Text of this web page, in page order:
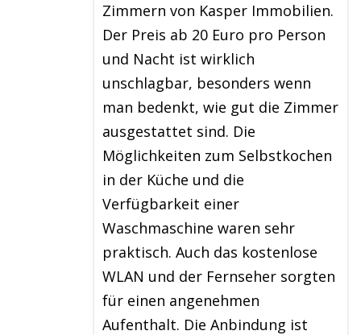
Zimmern von Kasper Immobilien.
Der Preis ab 20 Euro pro Person
und Nacht ist wirklich
unschlagbar, besonders wenn
man bedenkt, wie gut die Zimmer
ausgestattet sind. Die
Möglichkeiten zum Selbstkochen
in der Küche und die
Verfügbarkeit einer
Waschmaschine waren sehr
praktisch. Auch das kostenlose
WLAN und der Fernseher sorgten
für einen angenehmen
Aufenthalt. Die Anbindung ist